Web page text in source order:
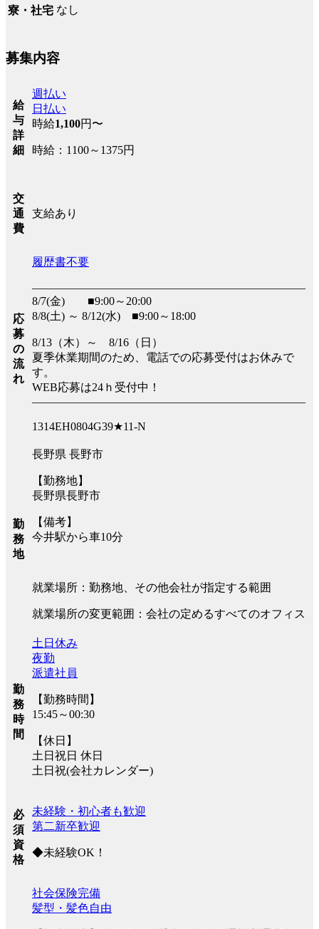
寮・社宅 なし
募集内容
給
与
詳
細
週払い
日払い
時給1,100円〜
時給：1100～1375円
交
通
費
支給あり
応
募
の
流
れ
履歴書不要
――――――――――――――――――――――――
8/7(金) ■9:00～20:00
8/8(土) ～ 8/12(水) ■9:00～18:00
8/13（木）～ 8/16（日）
夏季休業期間のため、電話での応募受付はお休みで
す。
WEB応募は24ｈ受付中！
――――――――――――――――――――――――
1314EH0804G39★11-N
勤
務
地
長野県 長野市
【勤務地】
長野県長野市
【備考】
今井駅から車10分
就業場所：勤務地、その他会社が指定する範囲
就業場所の変更範囲：会社の定めるすべてのオフィス
勤
務
時
間
土日休み
夜勤
派遣社員
【勤務時間】
15:45～00:30
【休日】
土日祝日 休日
土日祝(会社カレンダー)
必
須
資
格
未経験・初心者も歓迎
第二新卒歓迎
◆未経験OK！
社会保険完備
髪型・髪色自由